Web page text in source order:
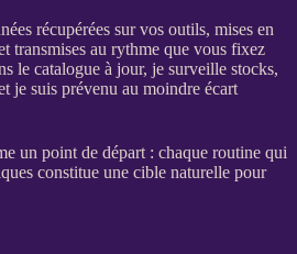
récupérées sur vos outils, mises en
transmises au rythme que vous fixez
le catalogueà jour, je surveille stocks,
je suis prévenu au moindre écart
un point de départ : chaque routine qui
constitue une cible naturelle pour